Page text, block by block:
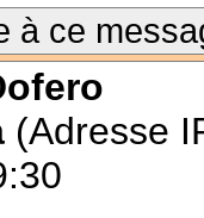
à ce
(Adresse